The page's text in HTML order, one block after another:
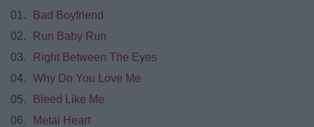
01.
Bad Boyfriend
02.
Run Baby Run
03.
Right Between The Eyes
04.
Why Do You Love Me
05.
Bleed Like Me
06.
Metal Heart